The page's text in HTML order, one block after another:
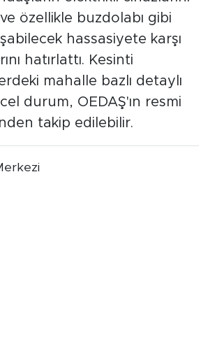
özellikle buzdolabı gibi
hassasiyete karşı
hatırlattı. Kesinti
mahalle bazlı detaylı
durum, OEDAŞ'ın resmi
takip edilebilir.